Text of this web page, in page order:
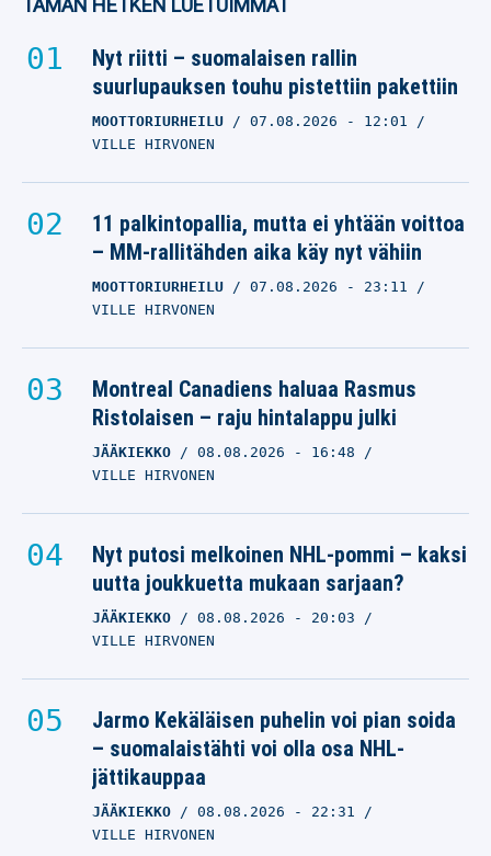
TÄMÄN HETKEN LUETUIMMAT
Nyt riitti – suomalaisen rallin
suurlupauksen touhu pistettiin pakettiin
MOOTTORIURHEILU 07.08.2026 - 12:01
VILLE HIRVONEN
11 palkintopallia, mutta ei yhtään voittoa
– MM-rallitähden aika käy nyt vähiin
MOOTTORIURHEILU 07.08.2026 - 23:11
VILLE HIRVONEN
Montreal Canadiens haluaa Rasmus
Ristolaisen – raju hintalappu julki
JÄÄKIEKKO 08.08.2026 - 16:48
VILLE HIRVONEN
Nyt putosi melkoinen NHL-pommi – kaksi
uutta joukkuetta mukaan sarjaan?
JÄÄKIEKKO 08.08.2026 - 20:03
VILLE HIRVONEN
Jarmo Kekäläisen puhelin voi pian soida
– suomalaistähti voi olla osa NHL-
jättikauppaa
JÄÄKIEKKO 08.08.2026 - 22:31
VILLE HIRVONEN